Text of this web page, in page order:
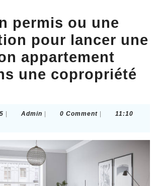
permis ou une
pour lancer une
appartement
une copropriété
févrierAdmin Admin0 Comment
11:10